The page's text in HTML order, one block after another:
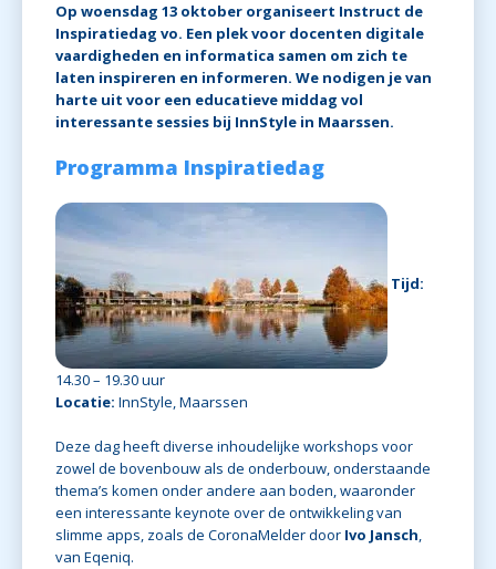
Op woensdag 13 oktober organiseert Instruct de
Inspiratiedag vo. Een plek voor docenten digitale
vaardigheden en informatica samen om zich te
laten inspireren en informeren. We nodigen je van
harte uit voor een educatieve middag vol
interessante sessies bij InnStyle in Maarssen.
Programma Inspiratiedag
Tijd:
14.30 – 19.30 uur
Locatie: InnStyle, Maarssen
Deze dag heeft diverse inhoudelijke workshops voor
zowel de bovenbouw als de onderbouw, onderstaande
thema’s komen onder andere aan boden, waaronder
een interessante keynote over de ontwikkeling van
slimme apps, zoals de CoronaMelder door Ivo Jansch,
van Eqeniq.